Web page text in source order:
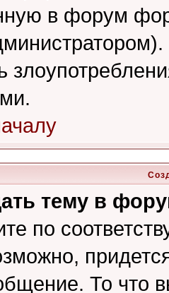
в форум
тему в
по
То что